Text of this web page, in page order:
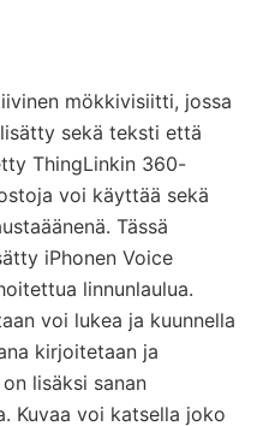
mökkivisiitti, jossa
sekä teksti että
ThingLinkin 360-
voi käyttää sekä
Tässä
iPhonen Voice
linnunlaulua.
voi lukea ja kuunnella
kirjoitetaan ja
lisäksi sanan
Kuvaa voi katsella joko